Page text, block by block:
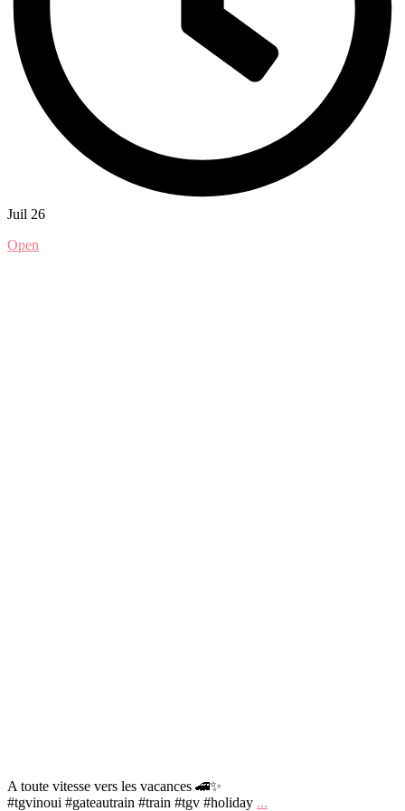
Juil 26
Open
A toute vitesse vers les vacances 🚄✨
#tgvinoui #gateautrain #train #tgv #holiday ...